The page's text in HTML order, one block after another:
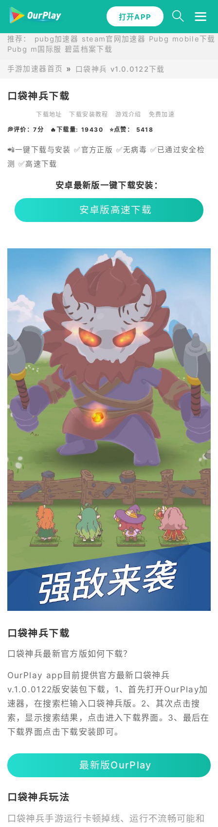
打开APP
推荐： pubg加速器 steam官网加速器 Pubg mobile下载
Pubg m国际服 碧蓝档案下载
手游加速器首页 口袋神兵 v1.0.0122下载
口袋神兵下载
下载地址 下载安装教程 游戏介绍 免费加速
💭评价：7分 🔥下载量: 19430 ⭐点赞： 5418
📲一键下载与安装 ✅官方正版 ✅无病毒 ✅已通过安全检
测 ✅高速下载
安卓最新版一键下载安装：
安卓版高速下载
口袋神兵下载
口袋神兵最新官方版如何下载？
OurPlay app目前提供官方最新口袋神兵
v.1.0.0122版安装包下载，1、首先打开OurPlay加
速器，在搜索栏输入口袋神兵版。2、其次点击搜
索，显示搜索结果，点击进入下载界面。3、最后在
下载界面点击下载安装即可。
最新版OurPlay
口袋神兵玩法
口袋神兵手游运行卡顿掉线、运行不流畅可能和